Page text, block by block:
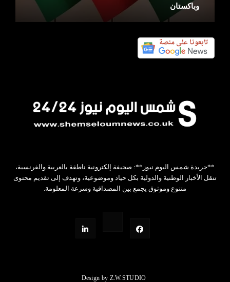
القطاع الخاص عبر شراكة مع ...
**جريدة شمس اليوم نيوز**: صحيفة إلكترونية ناطقة بالعربية والفرنسية،
تنقل الأخبار الوطنية والدولية بكل حياد وموضوعية، وتهدف إلى تقديم محتوى
متنوع وموثوق يجمع بين المصداقية وسرعة المعلومة.
Design by Z.W.STUDIO